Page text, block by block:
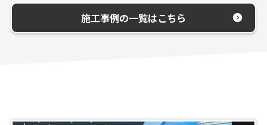
施工事例の一覧はこちら